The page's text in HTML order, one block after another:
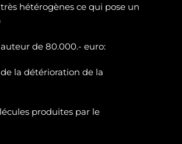
hétérogènes ce qui pose un
de 80.000.- euro:
la détérioration de la
produites par le